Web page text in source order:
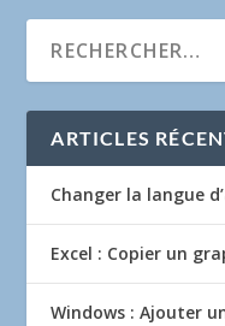
ARTICLES
Changer la langue
Excel : Copier un
Windows : Ajouter